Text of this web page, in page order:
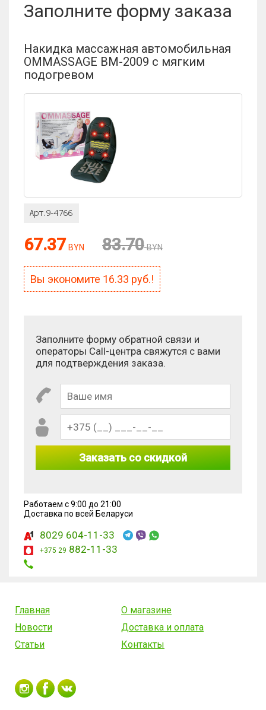
Заполните форму заказа
Накидка массажная автомобильная
OMMASSAGE BM-2009 с мягким
подогревом
67.37 BYN 83.70 BYN
Вы экономите 16.33 руб.!
Заполните форму обратной связи и
операторы Call-центра свяжутся с вами
для подтверждения заказа.
Заказать со скидкой
Работаем с 9:00 до 21:00
Доставка по всей Беларуси
8029 604-11-33
+375 29 882-11-33
Главная
О магазине
Новости
Доставка и оплата
Статьи
Контакты